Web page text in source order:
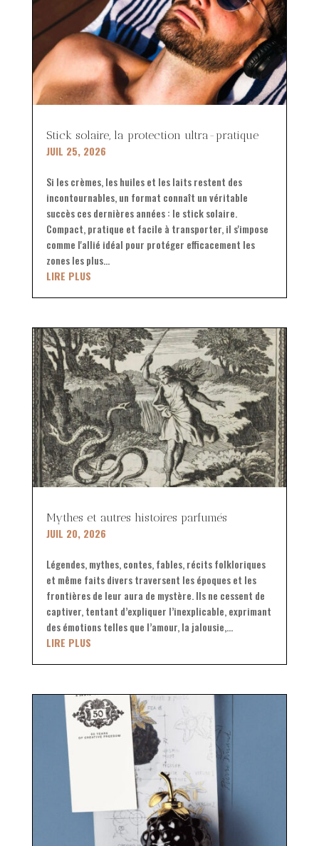
Stick solaire, la protection ultra-pratique
JUIL 25, 2026
Si les crèmes, les huiles et les laits restent des
incontournables, un format connaît un véritable
succès ces dernières années : le stick solaire.
Compact, pratique et facile à transporter, il s'impose
comme l'allié idéal pour protéger efficacement les
zones les plus...
LIRE PLUS
Mythes et autres histoires parfumés
JUIL 20, 2026
Légendes, mythes, contes, fables, récits folkloriques
et même faits divers traversent les époques et les
frontières de leur aura de mystère. Ils ne cessent de
captiver, tentant d’expliquer l’inexplicable, exprimant
des émotions telles que l’amour, la jalousie,...
LIRE PLUS